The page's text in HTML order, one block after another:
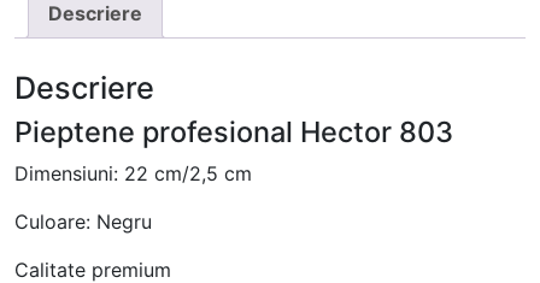
Descriere
Descriere
Pieptene profesional Hector 803
Dimensiuni: 22 cm/2,5 cm
Culoare: Negru
Calitate premium